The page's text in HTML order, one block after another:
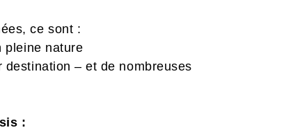
ce sont :
pleine nature
destination – et de nombreuses
: